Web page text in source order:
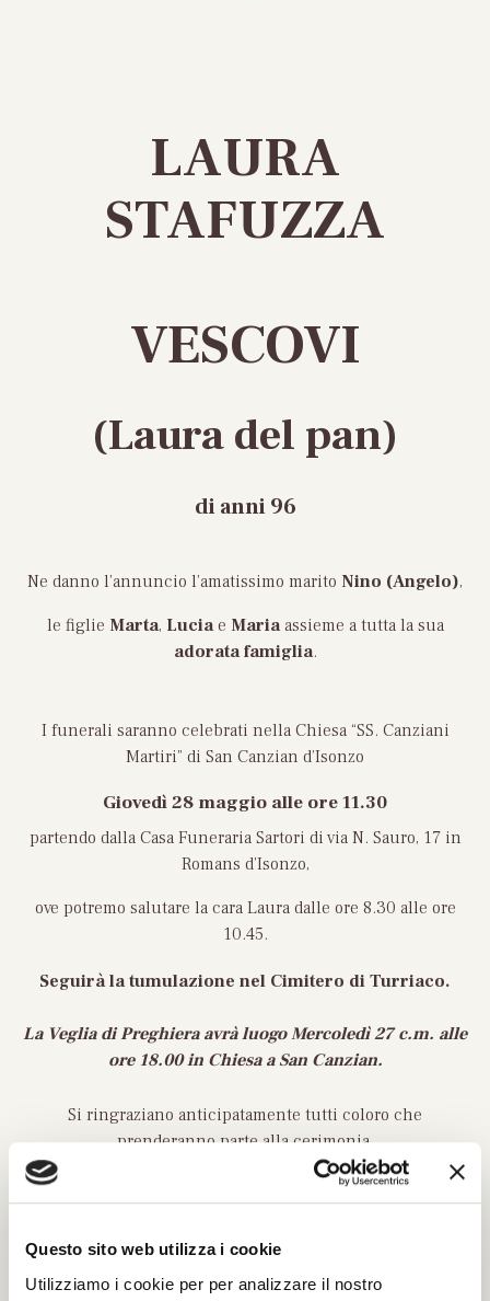
Questo sito web utilizza i cookie
Utilizziamo i cookie per per analizzare il nostro
LAURA
STAFUZZA
VESCOVI
(Laura del pan)
di anni 96
Ne danno l’annuncio l’amatissimo marito Nino (Angelo),
le figlie Marta, Luciae Mariaassieme a tutta la sua
adorata famiglia.
I funerali saranno celebrati nella Chiesa “SS. Canziani
Martiri” di San Canzian d’Isonzo
Giovedì 28 maggio alle ore 11.30
partendo dalla Casa Funeraria Sartori di via N. Sauro, 17 in
Romans d’Isonzo,
ove potremo salutare la cara Laura dalle ore 8.30 alle ore
10.45.
Seguirà la tumulazione nel Cimitero di Turriaco.
La Veglia di Preghiera avrà luogoMercoledì 27 c.m. alle
ore 18.00 in Chiesaa San Canzian.
Si ringraziano anticipatamente tutti coloro che
prenderanno parte alla cerimonia.
San Canzian d’Isonzo – Turriaco, 25 maggio 2026